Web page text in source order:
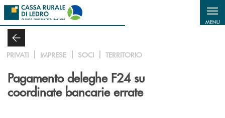
Salta al contenuto principale
MENU
PRIVATI IMPRESE SOCI TERRITORIO
Pagamento deleghe F24 su
coordinate bancarie errate